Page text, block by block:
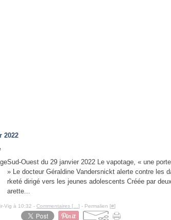
2022
Sud-Ouest du 29 janvier 2022 Le vapotage, « une
» Le docteur Géraldine Vandersnickt alerte contre les
rketé dirigé vers les jeunes adolescents Créée par
arette...
Vig à 10:32 -Commentaires [ …] - Permalien [#]